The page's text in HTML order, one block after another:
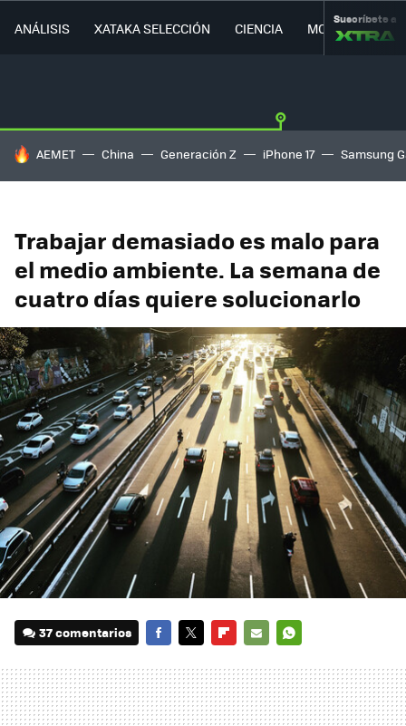
ANÁLISIS XATAKA SELECCIÓN CIENCIA MOVILIDAD
Suscríbete a
HOY SE HABLA DE
AEMET China Generación Z iPhone 17 Samsung
Trabajar demasiado es malo para
el medio ambiente. La semana de
cuatro días quiere solucionarlo
37 comentarios
MAIL